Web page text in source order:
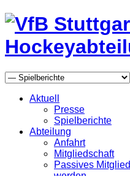
Aktuell
Presse
Spielberichte
Abteilung
Anfahrt
Mitgliedschaft
Passives Mitglied